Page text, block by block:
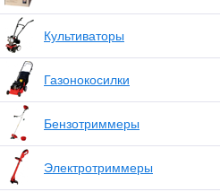
Культиваторы
Газонокосилки
Бензотриммеры
Электротриммеры